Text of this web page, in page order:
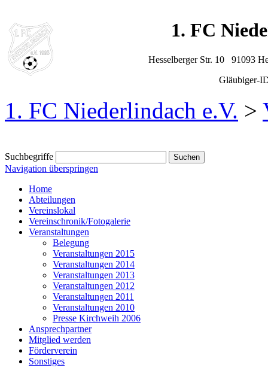
1. FC
Hesselberger Str. 10 91093
Gläubiger-
1. FC Niederlindach e.V. >
Suchbegriffe
Navigation überspringen
Home
Abteilungen
Vereinslokal
Vereinschronik/Fotogalerie
Veranstaltungen
Belegung
Veranstaltungen 2015
Veranstaltungen 2014
Veranstaltungen 2013
Veranstaltungen 2012
Veranstaltungen 2011
Veranstaltungen 2010
Presse Kirchweih 2006
Ansprechpartner
Mitglied werden
Förderverein
Sonstiges